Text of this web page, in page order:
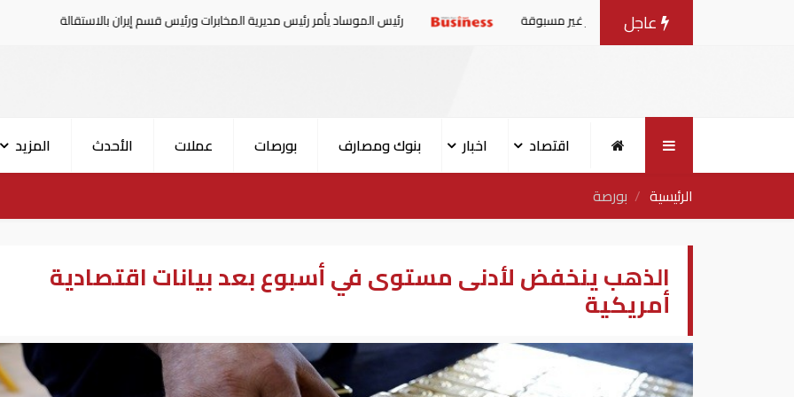
عاجل
لمواجهة موجة حر غير مسبوقة رئيس الموساد يأمر رئيس مديرية المخابرات ورئيس قسم إيران بالاستقالة
اقتصاد اخبار بنوك ومصارف بورصات عملات الأحدث
المزيد
الرئيسية
بورصة
الذهب ينخفض لأدنى مستوى في أسبوع بعد بيانات اقتصادية
أمريكية